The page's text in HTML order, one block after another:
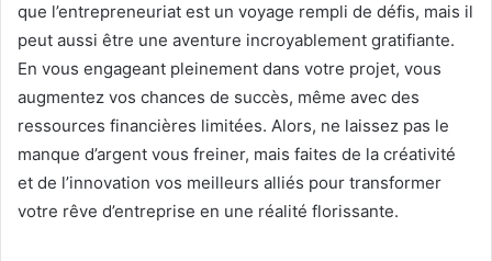
que l’entrepreneuriat est un voyage rempli de défis, mais il
peut aussi être une aventure incroyablement gratifiante.
En vous engageant pleinement dans votre projet, vous
augmentez vos chances de succès, même avec des
ressources financières limitées. Alors, ne laissez pas le
manque d’argent vous freiner, mais faites de la créativité
et de l’innovation vos meilleurs alliés pour transformer
votre rêve d’entreprise en une réalité florissante.